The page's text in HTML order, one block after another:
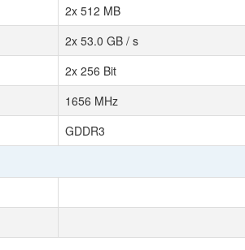
2x 512 MB
2x 53.0 GB / s
2x 256 Bit
1656 MHz
GDDR3